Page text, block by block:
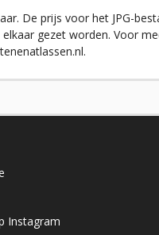
De prijs voor het JPG-
gezet worden. Voor
Instagram